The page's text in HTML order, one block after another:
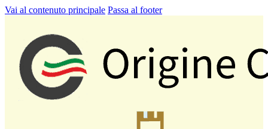
Vai al contenuto principale Passa al footer